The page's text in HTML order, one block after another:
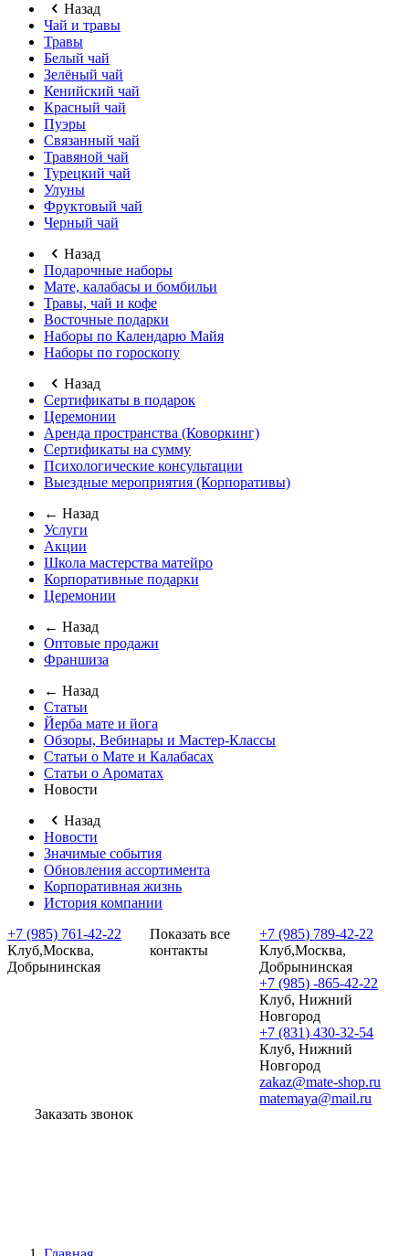
Назад
Чай и травы
Травы
Белый чай
Зелёный чай
Кенийский чай
Красный чай
Пуэры
Связанный чай
Травяной чай
Турецкий чай
Улуны
Фруктовый чай
Черный чай
Назад
Подарочные наборы
Мате, калабасы и бомбильи
Травы, чай и кофе
Восточные подарки
Наборы по Календарю Майя
Наборы по гороскопу
Назад
Сертификаты в подарок
Церемонии
Аренда пространства (Коворкинг)
Сертификаты на сумму
Психологические консультации
Выездные мероприятия (Корпоративы)
← Назад
Услуги
Акции
Школа мастерства матейро
Корпоративные подарки
Церемонии
← Назад
Оптовые продажи
Франшиза
← Назад
Статьи
Йерба мате и йога
Обзоры, Вебинары и Мастер-Классы
Статьи о Мате и Калабасах
Статьи о Ароматах
Новости
Назад
Новости
Значимые события
Обновления ассортимента
Корпоративная жизнь
История компании
+7 (985) 761-42-22
Клуб,Москва,
Добрынинская
Показать все
контакты
+7 (985) 789-42-22
Клуб,Москва,
Добрынинская
+7 (985) -865-42-22
Клуб, Нижний
Новгород
+7 (831) 430-32-54
Клуб, Нижний
Новгород
zakaz@mate-shop.ru
matemaya@mail.ru
Заказать звонок